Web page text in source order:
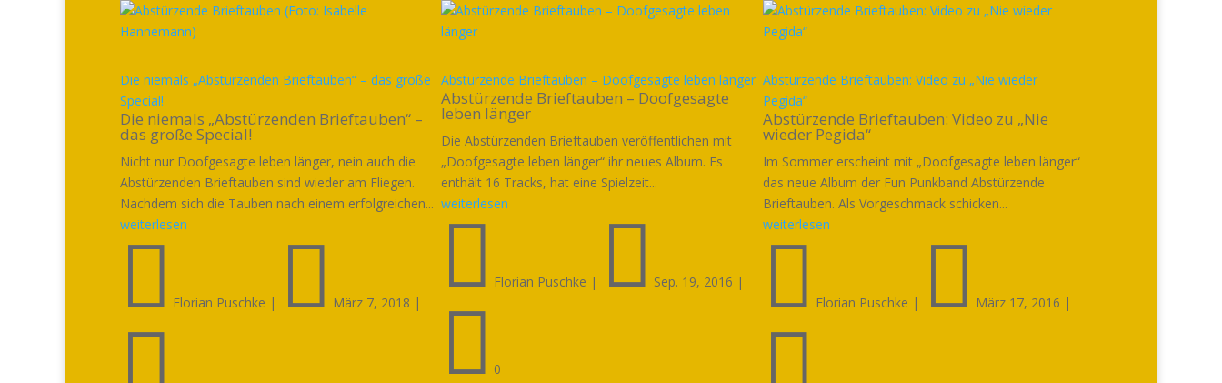
Die niemals „Abstürzenden Brieftauben“ – das große
Special!
Die niemals „Abstürzenden Brieftauben“ –
das große Special!
Nicht nur Doofgesagte leben länger, nein auch die
Abstürzenden Brieftauben sind wieder am Fliegen.
Nachdem sich die Tauben nach einem erfolgreichen...
weiterlesen
 Florian Puschke |  März 7, 2018 |
Abstürzende Brieftauben – Doofgesagte leben länger
Abstürzende Brieftauben – Doofgesagte
leben länger
Die Abstürzenden Brieftauben veröffentlichen mit
„Doofgesagte leben länger“ ihr neues Album. Es
enthält 16 Tracks, hat eine Spielzeit...
weiterlesen
 Florian Puschke |  Sep. 19, 2016 |
 0
Abstürzende Brieftauben: Video zu „Nie wieder
Pegida“
Abstürzende Brieftauben: Video zu „Nie
wieder Pegida“
Im Sommer erscheint mit „Doofgesagte leben länger“
das neue Album der Fun Punkband Abstürzende
Brieftauben. Als Vorgeschmack schicken...
weiterlesen
 Florian Puschke |  März 17, 2016 |